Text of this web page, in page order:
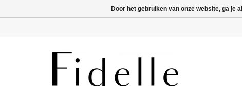
Door het gebruiken van onze website, ga je